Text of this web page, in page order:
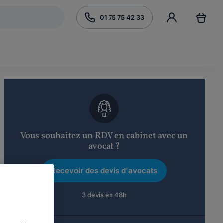
01 75 75 42 33
Vous souhaitez un RDV en cabinet avec un
avocat ?
Recevoir des devis d'avocats
3 devis en 48h